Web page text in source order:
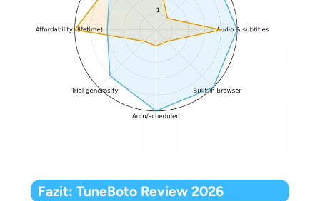
Fazit: TuneBoto Review 2026